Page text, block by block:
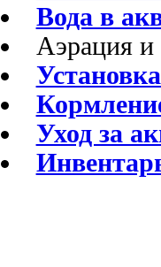
Вода в
Аэрация и
Уход за